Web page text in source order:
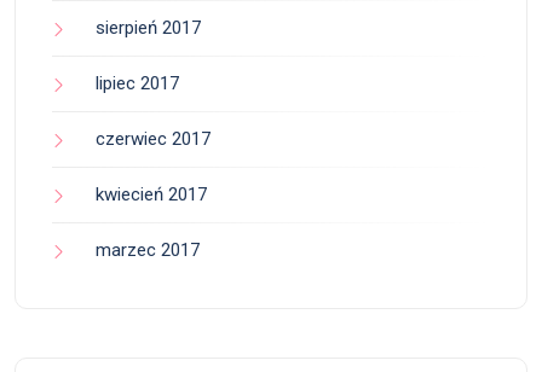
sierpień 2017
lipiec 2017
czerwiec 2017
kwiecień 2017
marzec 2017